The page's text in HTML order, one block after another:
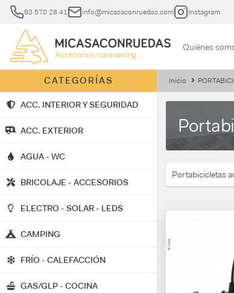
93 570 28 41 info@micasaconruedas.com Instagram
Quiénes
CATEGORÍAS
ACC. INTERIOR Y SEGURIDAD
ACC. EXTERIOR
AGUA - WC
BRICOLAJE - ACCESORIOS
ELECTRO - SOLAR - LEDS
CAMPING
FRÍO - CALEFACCIÓN
GAS/GLP - COCINA
Inicio
Portabicicletas